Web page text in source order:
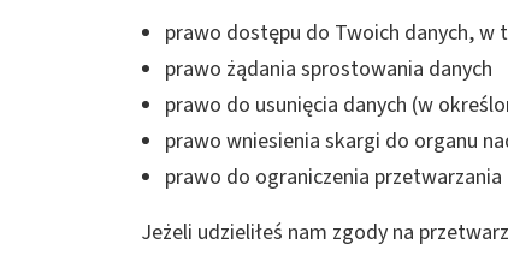
prawo dostępu do Twoich danych, w
prawo żądania sprostowania danych
prawo do usunięcia danych (w
prawo wniesienia skargi do organu
prawo do ograniczenia przetwarzania
Jeżeli udzieliłeś nam zgody na